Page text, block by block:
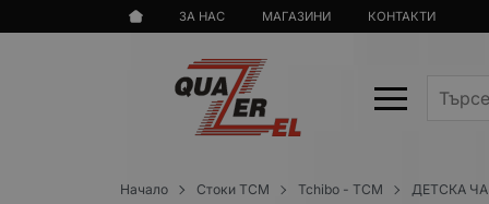
ЗА НАС МАГАЗИНИ КОНТАКТИ
Начало Стоки TCM Tchibo - TCM ДЕТСКА